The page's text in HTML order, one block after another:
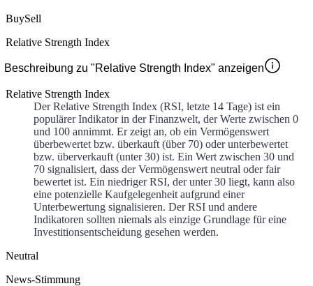
BuySell
Relative Strength Index
Beschreibung zu "Relative Strength Index" anzeigen
Relative Strength Index
Der Relative Strength Index (RSI, letzte 14 Tage) ist ein
populärer Indikator in der Finanzwelt, der Werte zwischen 0
und 100 annimmt. Er zeigt an, ob ein Vermögenswert
überbewertet bzw. überkauft (über 70) oder unterbewertet
bzw. überverkauft (unter 30) ist. Ein Wert zwischen 30 und
70 signalisiert, dass der Vermögenswert neutral oder fair
bewertet ist. Ein niedriger RSI, der unter 30 liegt, kann also
eine potenzielle Kaufgelegenheit aufgrund einer
Unterbewertung signalisieren. Der RSI und andere
Indikatoren sollten niemals als einzige Grundlage für eine
Investitionsentscheidung gesehen werden.
Neutral
News-Stimmung